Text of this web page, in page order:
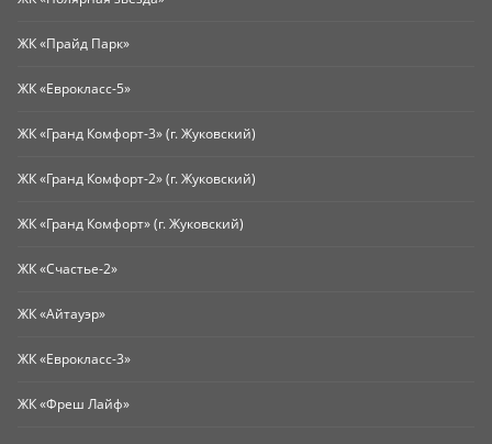
ЖК «Прайд Парк»
ЖК «Еврокласс-5»
ЖК «Гранд Комфорт-3» (г. Жуковский)
ЖК «Гранд Комфорт-2» (г. Жуковский)
ЖК «Гранд Комфорт» (г. Жуковский)
ЖК «Счастье-2»
ЖК «Айтауэр»
ЖК «Еврокласс-3»
ЖК «Фреш Лайф»